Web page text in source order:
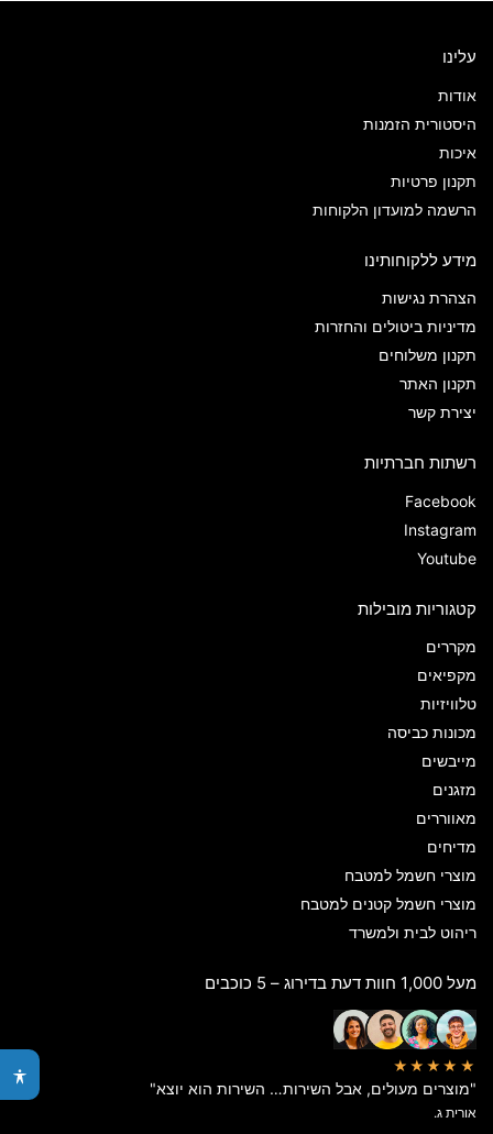
עלינו
אודות
היסטורית הזמנות
איכות
תקנון פרטיות
הרשמה למועדון הלקוחות
מידע ללקוחותינו
הצהרת נגישות
מדיניות ביטולים והחזרות
תקנון משלוחים
תקנון האתר
יצירת קשר
רשתות חברתיות
Facebook
Instagram
Youtube
קטגוריות מובילות
מקררים
מקפיאים
טלוויזיות
מכונות כביסה
מייבשים
מזגנים
מאווררים
מדיחים
מוצרי חשמל למטבח
מוצרי חשמל קטנים למטבח
ריהוט לבית ולמשרד
מעל 1,000 חוות דעת בדירוג – 5 כוכבים
★★★★★
"מוצרים מעולים, אבל השירות… השירות הוא יוצא"
אורית ג.